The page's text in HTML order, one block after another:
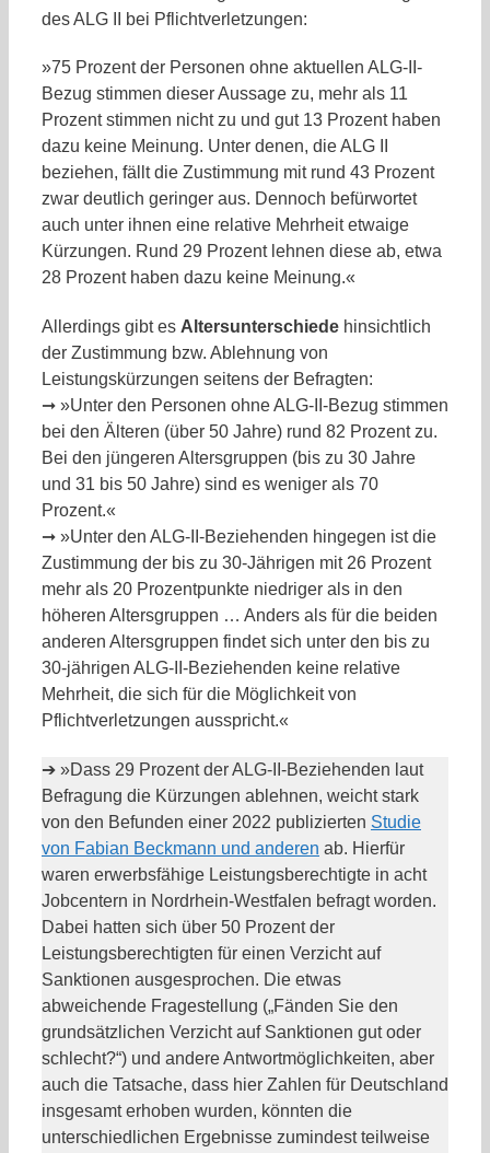
des ALG II bei Pflichtverletzungen:
»75 Prozent der Personen ohne aktuellen ALG-II-
Bezug stimmen dieser Aussage zu, mehr als 11
Prozent stimmen nicht zu und gut 13 Prozent haben
dazu keine Meinung. Unter denen, die ALG II
beziehen, fällt die Zustimmung mit rund 43 Prozent
zwar deutlich geringer aus. Dennoch befürwortet
auch unter ihnen eine relative Mehrheit etwaige
Kürzungen. Rund 29 Prozent lehnen diese ab, etwa
28 Prozent haben dazu keine Meinung.«
Allerdings gibt es Altersunterschiede hinsichtlich
der Zustimmung bzw. Ablehnung von
Leistungskürzungen seitens der Befragten:
➞ »Unter den Personen ohne ALG-II-Bezug stimmen
bei den Älteren (über 50 Jahre) rund 82 Prozent zu.
Bei den jüngeren Altersgruppen (bis zu 30 Jahre
und 31 bis 50 Jahre) sind es weniger als 70
Prozent.«
➞ »Unter den ALG-II-Beziehenden hingegen ist die
Zustimmung der bis zu 30-Jährigen mit 26 Prozent
mehr als 20 Prozentpunkte niedriger als in den
höheren Altersgruppen … Anders als für die beiden
anderen Altersgruppen findet sich unter den bis zu
30-jährigen ALG-II-Beziehenden keine relative
Mehrheit, die sich für die Möglichkeit von
Pflichtverletzungen ausspricht.«
➔ »Dass 29 Prozent der ALG-II-Beziehenden laut
Befragung die Kürzungen ablehnen, weicht stark
von den Befunden einer 2022 publizierten Studie
von Fabian Beckmann und anderen ab. Hierfür
waren erwerbsfähige Leistungsberechtigte in acht
Jobcentern in Nordrhein-Westfalen befragt worden.
Dabei hatten sich über 50 Prozent der
Leistungsberechtigten für einen Verzicht auf
Sanktionen ausgesprochen. Die etwas
abweichende Fragestellung („Fänden Sie den
grundsätzlichen Verzicht auf Sanktionen gut oder
schlecht?“) und andere Antwortmöglichkeiten, aber
auch die Tatsache, dass hier Zahlen für Deutschland
insgesamt erhoben wurden, könnten die
unterschiedlichen Ergebnisse zumindest teilweise